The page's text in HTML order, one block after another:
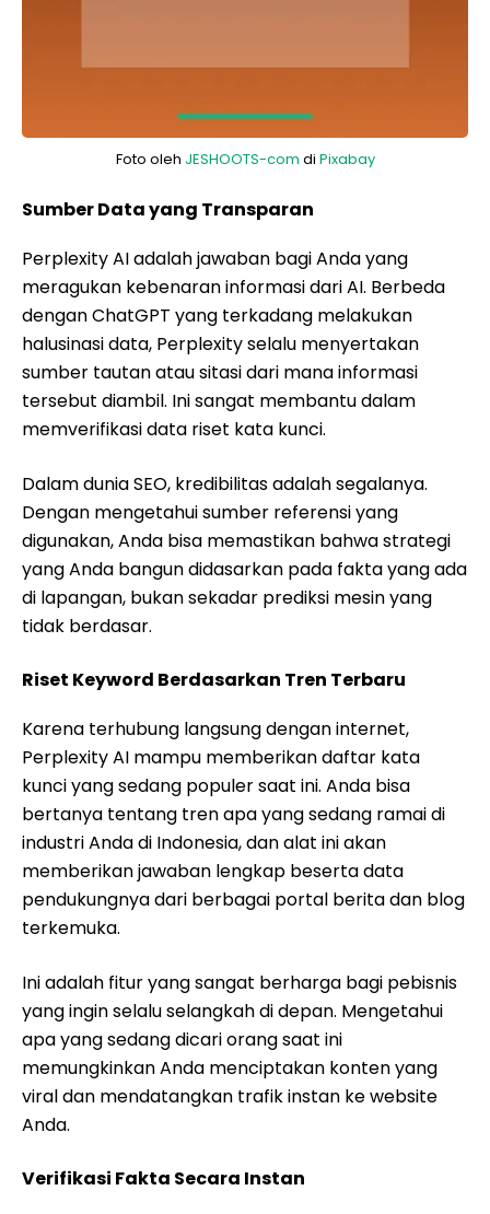
Foto oleh JESHOOTS-com di Pixabay
Sumber Data yang Transparan
Perplexity AI adalah jawaban bagi Anda yang
meragukan kebenaran informasi dari AI. Berbeda
dengan ChatGPT yang terkadang melakukan
halusinasi data, Perplexity selalu menyertakan
sumber tautan atau sitasi dari mana informasi
tersebut diambil. Ini sangat membantu dalam
memverifikasi data riset kata kunci.
Dalam dunia SEO, kredibilitas adalah segalanya.
Dengan mengetahui sumber referensi yang
digunakan, Anda bisa memastikan bahwa strategi
yang Anda bangun didasarkan pada fakta yang ada
di lapangan, bukan sekadar prediksi mesin yang
tidak berdasar.
Riset Keyword Berdasarkan Tren Terbaru
Karena terhubung langsung dengan internet,
Perplexity AI mampu memberikan daftar kata
kunci yang sedang populer saat ini. Anda bisa
bertanya tentang tren apa yang sedang ramai di
industri Anda di Indonesia, dan alat ini akan
memberikan jawaban lengkap beserta data
pendukungnya dari berbagai portal berita dan blog
terkemuka.
Ini adalah fitur yang sangat berharga bagi pebisnis
yang ingin selalu selangkah di depan. Mengetahui
apa yang sedang dicari orang saat ini
memungkinkan Anda menciptakan konten yang
viral dan mendatangkan trafik instan ke website
Anda.
Verifikasi Fakta Secara Instan